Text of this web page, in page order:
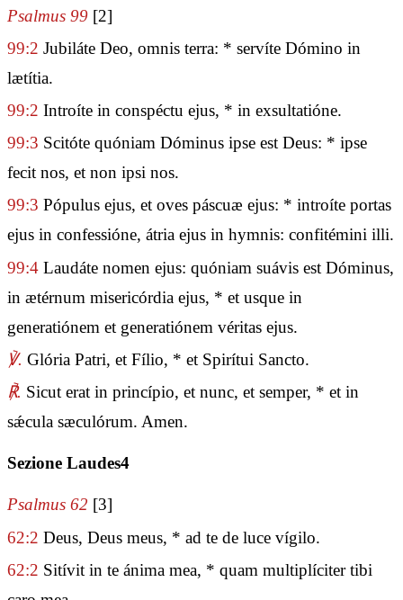
Psalmus 99 [2]
99:2 Jubiláte Deo, omnis terra: * servíte Dómino in
lætítia.
99:2 Introíte in conspéctu ejus, * in exsultatióne.
99:3 Scitóte quóniam Dóminus ipse est Deus: * ipse
fecit nos, et non ipsi nos.
99:3 Pópulus ejus, et oves páscuæ ejus: * introíte portas
ejus in confessióne, átria ejus in hymnis: confitémini illi.
99:4 Laudáte nomen ejus: quóniam suávis est Dóminus,
in ætérnum misericórdia ejus, * et usque in
generatiónem et generatiónem véritas ejus.
℣. Glória Patri, et Fílio, * et Spirítui Sancto.
℟. Sicut erat in princípio, et nunc, et semper, * et in
sǽcula sæculórum. Amen.
Sezione Laudes4
Psalmus 62 [3]
62:2 Deus, Deus meus, * ad te de luce vígilo.
62:2 Sitívit in te ánima mea, * quam multiplíciter tibi